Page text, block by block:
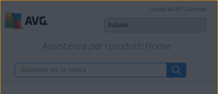
Assistenza per i prodotti Home
Accedi ad AVG Account